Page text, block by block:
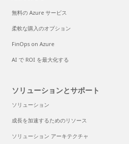
無料の Azure サービス
柔軟な購入のオプション
FinOps on Azure
AI で ROI を最大化する
ソリューションとサポート
ソリューション
成長を加速するためのリソース
ソリューション アーキテクチャ